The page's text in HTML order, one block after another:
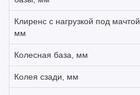
Клиренс с нагрузкой под мачтой,
мм
Колесная база, мм
Колея сзади, мм